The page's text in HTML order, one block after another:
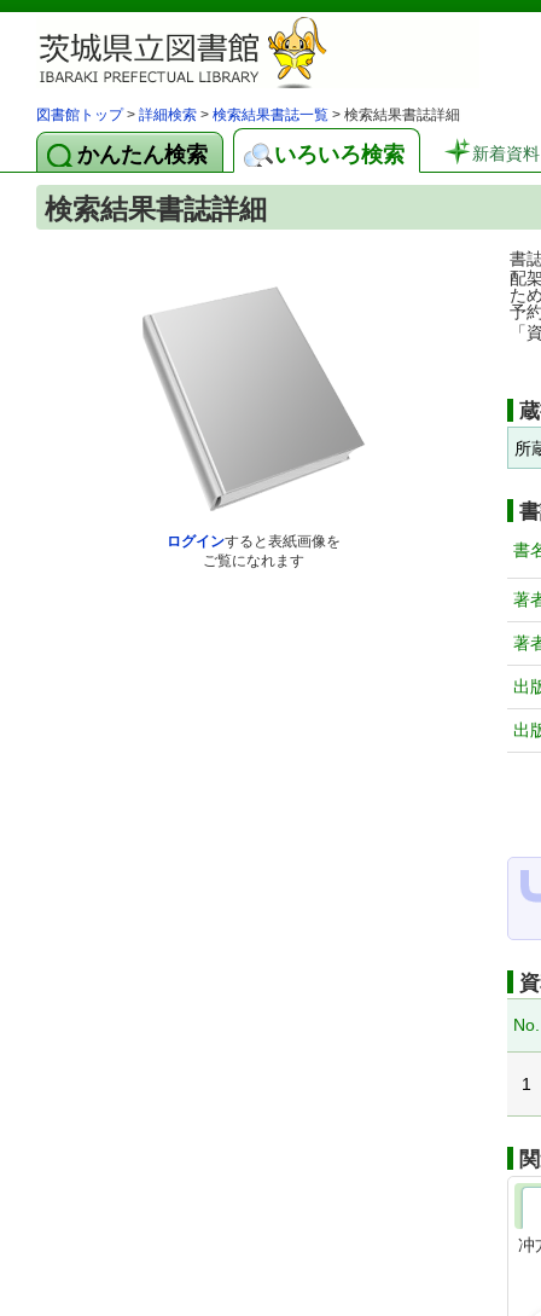
図書館トップ> 詳細検索 > 検索結果書誌一覧 > 検索結果書誌詳細
かんたん検索 いろいろ検索 新着資料
検索結果書誌詳細
ログインすると表紙画像を
ご覧になれます
書
配
た
予
「
所
書
著
著
出
出
No.
1
冲